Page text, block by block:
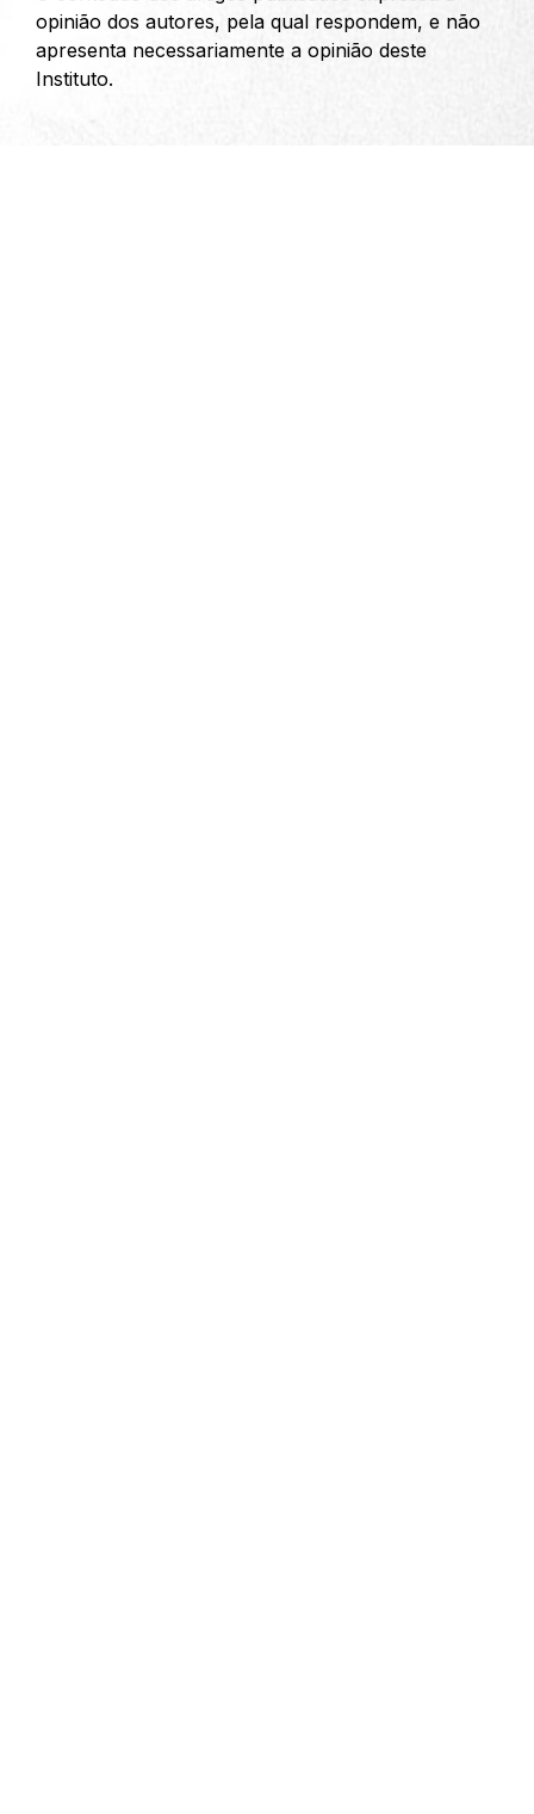
opinião dos autores, pela qual respondem, e não
apresenta necessariamente a opinião deste
Instituto.